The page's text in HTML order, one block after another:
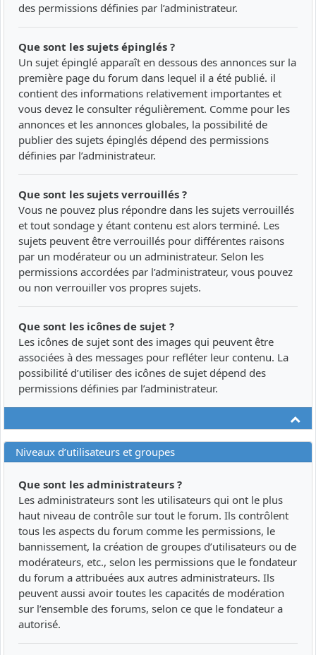
des permissions définies par l’administrateur.
Que sont les sujets épinglés ?
Un sujet épinglé apparaît en dessous des annonces sur la
première page du forum dans lequel il a été publié. il
contient des informations relativement importantes et
vous devez le consulter régulièrement. Comme pour les
annonces et les annonces globales, la possibilité de
publier des sujets épinglés dépend des permissions
définies par l’administrateur.
Que sont les sujets verrouillés ?
Vous ne pouvez plus répondre dans les sujets verrouillés
et tout sondage y étant contenu est alors terminé. Les
sujets peuvent être verrouillés pour différentes raisons
par un modérateur ou un administrateur. Selon les
permissions accordées par l’administrateur, vous pouvez
ou non verrouiller vos propres sujets.
Que sont les icônes de sujet ?
Les icônes de sujet sont des images qui peuvent être
associées à des messages pour refléter leur contenu. La
possibilité d’utiliser des icônes de sujet dépend des
permissions définies par l’administrateur.
Niveaux d’utilisateurs et groupes
Que sont les administrateurs ?
Les administrateurs sont les utilisateurs qui ont le plus
haut niveau de contrôle sur tout le forum. Ils contrôlent
tous les aspects du forum comme les permissions, le
bannissement, la création de groupes d’utilisateurs ou de
modérateurs, etc., selon les permissions que le fondateur
du forum a attribuées aux autres administrateurs. Ils
peuvent aussi avoir toutes les capacités de modération
sur l’ensemble des forums, selon ce que le fondateur a
autorisé.